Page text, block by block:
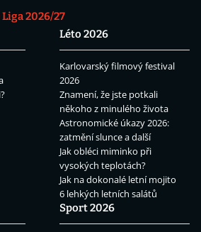
2026/27
Léto 2026
Karlovarský filmový festival
2026
Znamení, že jste potkali
někoho z minulého života
Astronomické úkazy 2026:
zatmění slunce a další
Jak obléci miminko při
vysokých teplotách?
Jak na dokonalé letní mojito
6 lehkých letních salátů
Sport 2026